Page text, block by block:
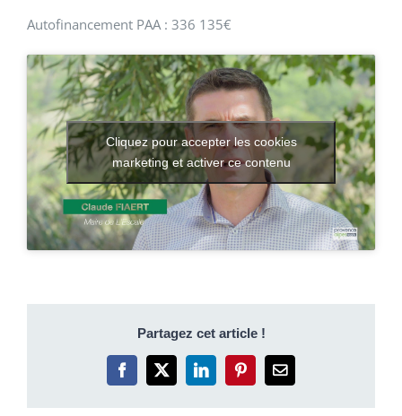
Autofinancement PAA : 336 135€
Cliquez pour accepter les cookies
marketing et activer ce contenu
Partagez cet article !
Facebook
X LinkedInPinterestEmail